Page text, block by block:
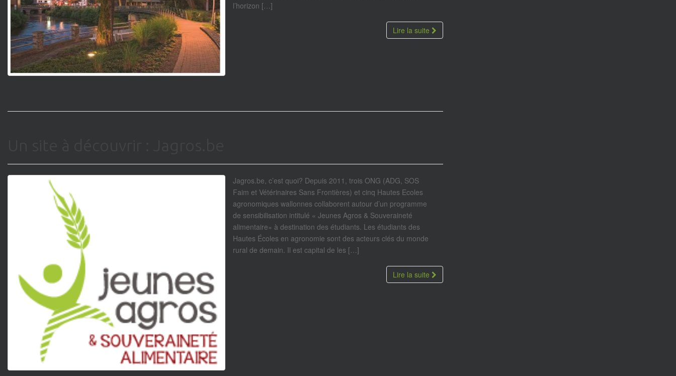
l’horizon […]
Lire la suite
Jagros.be, c’est quoi? Depuis 2011, trois ONG (ADG, SOS
Faim et Vétérinaires Sans Frontières) et cinq Hautes Ecoles
agronomiques wallonnes collaborent autour d’un programme
de sensibilisation intitulé « Jeunes Agros & Souveraineté
alimentaire» à destination des étudiants. Les étudiants des
Hautes Écoles en agronomie sont des acteurs clés du monde
rural de demain. Il est capital de les […]
Lire la suite